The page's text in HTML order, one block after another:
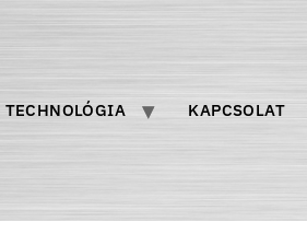
TECHNOLÓGIA KAPCSOLAT